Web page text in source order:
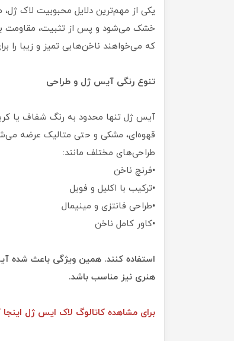
یکی از مهم‌ترین دلایل محبوبیت لاک
خشک می‌شود و پس از تثبیت، مقاومت
که می‌خواهند ناخن‌هایی تمیز و زیبا را
تنوع رنگی آیس ژل و طراحی
آیس ژل تنها محدود به رنگ شفاف یا
قهوه‌ای، مشکی و حتی متالیک عرضه
طراحی‌های مختلف مانند:
•فرنچ ناخن
•ترکیب با اکلیل و فویل
•طراحی فانتزی و مینیمال
•کاور کامل ناخن
استفاده کنند. همین ویژگی باعث شده
هنری نیز مناسب باشد.
برای مشاهده کاتالوگ لاک ایس ژل